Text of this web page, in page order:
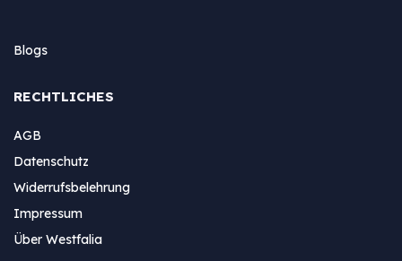
Blogs
RECHTLICHES
AGB
Datenschutz
Widerrufsbelehrung
Impressum
Über Westfalia